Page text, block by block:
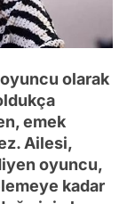
olarak
emek
Ailesi,
oyuncu,
kadar